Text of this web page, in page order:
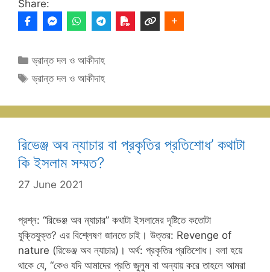
Share:
Categories
ভ্রান্ত দল ও আকীদাহ
Tags
ভ্রান্ত দল ও আকীদাহ
রিভেঞ্জ অব ন্যাচার বা প্রকৃতির প্রতিশোধ’ কথাটা
কি ইসলাম সম্মত?
27 June 2021
প্রশ্ন: “রিভেঞ্জ অব ন্যাচার” কথাটা ইসলামের দৃষ্টিতে কতোটা
যুক্তিযুক্ত? এর বিশ্লেষণ জানতে চাই। উত্তর: Revenge of
nature (রিভেঞ্জ অব ন্যাচার)। অর্থ: প্রকৃতির প্রতিশোধ। বলা হয়ে
থাকে যে, “কেও যদি আমাদের প্রতি জুলুম বা অন্যায় করে তাহলে আমরা